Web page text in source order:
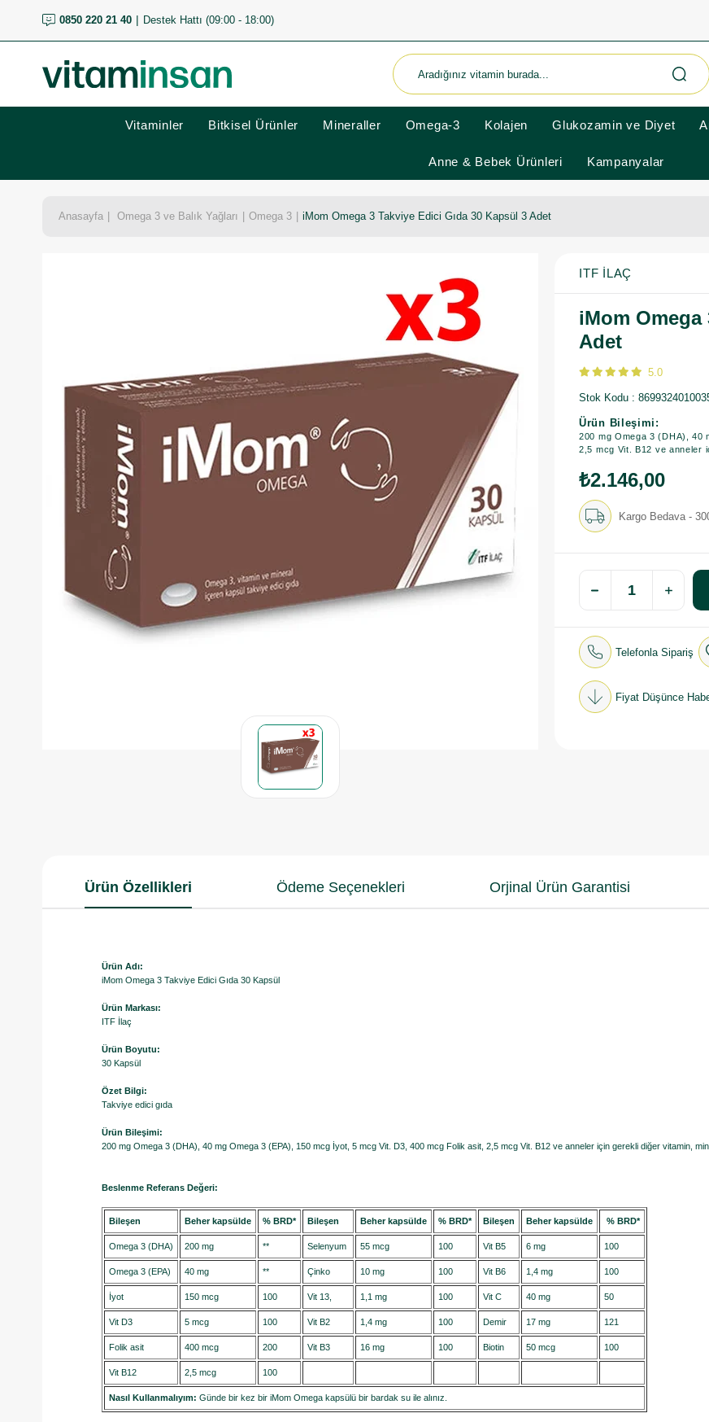
0850 220 21 40 Destek Hattı (09:00 - 18:00)
Vitaminler Bitkisel Ürünler Mineraller Omega-3 Kolajen Glukozamin ve Diyet
Anne & Bebek Ürünleri Kampanyalar
Anasayfa Omega 3 ve Balık Yağları Omega 3 iMom Omega 3 Takviye Edici Gıda 30 Kapsül 3 Adet
ITF İLAÇ
iMom Omega
Adet
5.0
Stok Kodu
Ürün Bileşimi:
200 mg Omega 3 (DHA), 40
2,5 mcg Vit. B12 ve anneler
₺2.146,00
Kargo Bedava -
Telefonla Sipariş
Fiyat Düşünce
Ürün Özellikleri Ödeme Seçenekleri Orjinal Ürün Garantisi
Ürün Adı:
iMom Omega 3 Takviye Edici Gıda 30 Kapsül
Ürün Markası:
ITF İlaç
Ürün Boyutu:
30 Kapsül
Özet Bilgi:
Takviye edici gıda
Ürün Bileşimi:
200 mg Omega 3 (DHA), 40 mg Omega 3 (EPA), 150 mcg İyot, 5 mcg Vit. D3, 400 mcg Folik asit, 2,5 mcg Vit. B12 ve anneler için gerekli diğer vitamin,
Beslenme Referans Değeri:
Bileşen Beher kapsülde % BRD* Bileşen Beher kapsülde % BRD* Bileşen Beher kapsülde % BRD*
Omega 3 (DHA) 200 mg ** Selenyum 55 mcg 100 Vit B5 6 mg 100
Omega 3 (EPA) 40 mg ** Çinko 10 mg 100 Vit B6 1,4 mg 100
İyot 150 mcg 100 Vit 13, 1,1 mg 100 Vit C 40 mg 50
Vit D3 5 mcg 100 Vit B2 1,4 mg 100 Demir 17 mg 121
Folik asit 400 mcg 200 Vit B3 16 mg 100 Biotin 50 mcg 100
Vit B12 2,5 mcg 100
Nasıl Kullanmalıyım: Günde bir kez bir iMom Omega kapsülü bir bardak su ile alınız.